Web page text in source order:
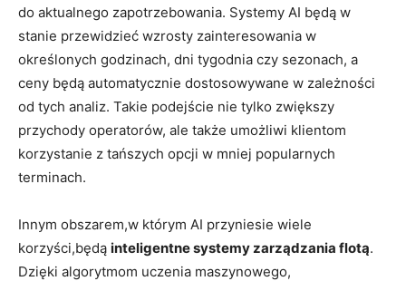
do aktualnego zapotrzebowania. Systemy AI będą w
stanie przewidzieć wzrosty zainteresowania w
określonych godzinach, dni tygodnia czy sezonach, a
ceny będą automatycznie dostosowywane w zależności
od tych analiz. Takie podejście nie tylko zwiększy
przychody operatorów, ale także umożliwi klientom
korzystanie z tańszych opcji w mniej popularnych
terminach.
Innym obszarem,w którym AI przyniesie wiele
korzyści,będą inteligentne systemy zarządzania flotą.
Dzięki algorytmom uczenia maszynowego,